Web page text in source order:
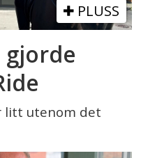
PLUSS
gjorde
litt utenom det